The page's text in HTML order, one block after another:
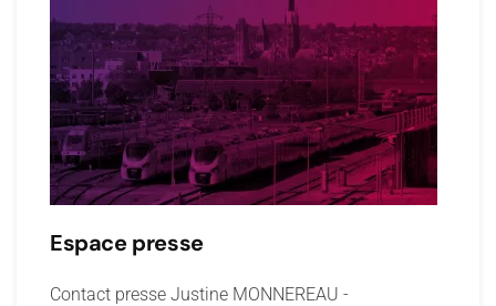
Espace presse
Contact presse Justine MONNEREAU -